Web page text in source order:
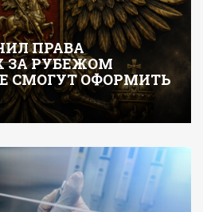
ПРАВА
РУБЕЖОМ
СМОГУТ ОФОРМИТЬ